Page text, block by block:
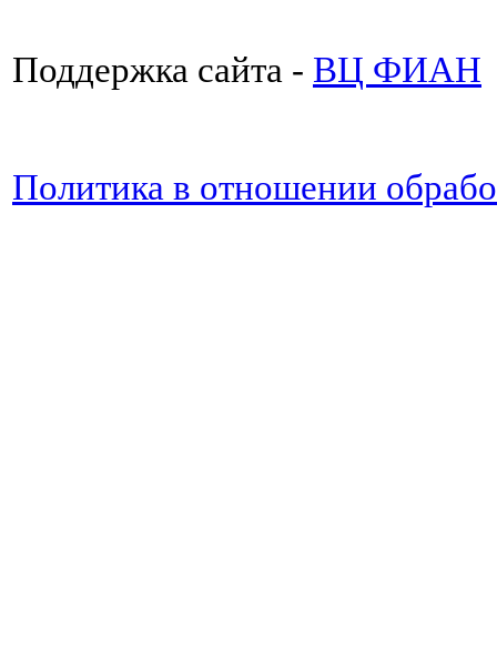
Поддержка сайта - ВЦ ФИАН
Политика в отношении